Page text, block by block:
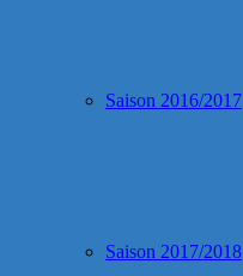
Saison 2016/2017
Saison 2017/2018